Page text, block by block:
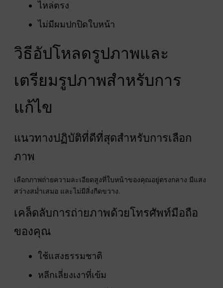
ไหล่ตรง
ไม่มีผมปกปิดใบหน้า
วิธีอัปโหลดรูปภาพและ
เตรียมรูปภาพสำหรับการ
แก้ไข
แนวทางปฏิบัติที่ดีที่สุดสำหรับการเลือก
ภาพ
เลือกภาพถ่ายความละเอียดสูงที่ใบหน้าของคุณอยู่ตรงกลาง มีแสง
สว่างสม่ำเสมอ และไม่มีสิ่งกีดขวาง.
เคล็ดลับการถ่ายภาพด้วยโทรศัพท์มือถือ
ของคุณ
ใช้แสงธรรมชาติ
หลีกเลี่ยงเงาที่เข้ม